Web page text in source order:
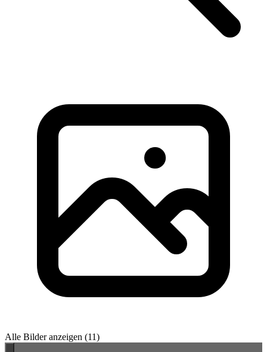
Alle Bilder anzeigen (11)